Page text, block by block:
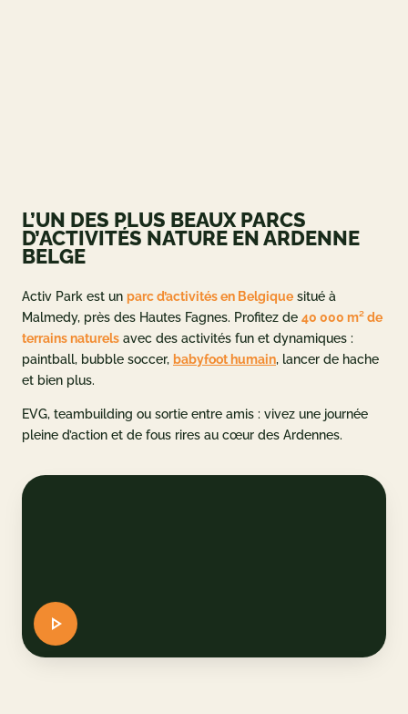
et tarifs
parc
L’UN DES PLUS BEAUX PARCS
D’ACTIVITÉS NATURE EN ARDENNE
BELGE
Activ Park est un parc d’activités en Belgique situé à
Malmedy, près des Hautes Fagnes. Profitez de 40 000 m² de
terrains naturels avec des activités fun et dynamiques :
paintball, bubble soccer, babyfoot humain, lancer de hache
et bien plus.
EVG, teambuilding ou sortie entre amis : vivez une journée
pleine d’action et de fous rires au cœur des Ardennes.